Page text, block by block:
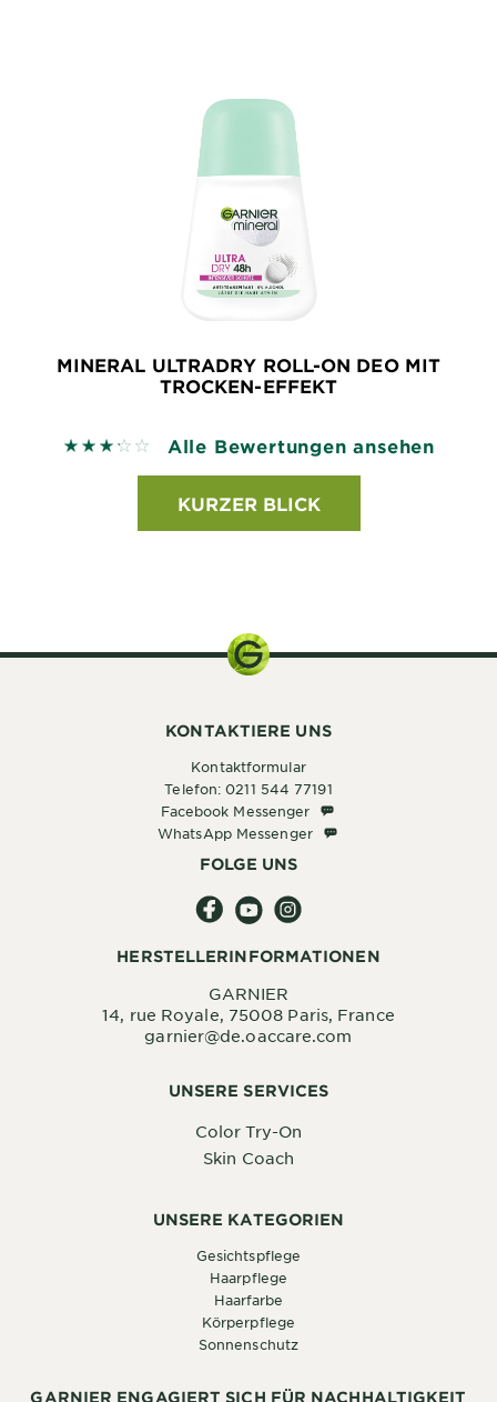
MINERAL ULTRADRY ROLL-ON DEO MIT
TROCKEN-EFFEKT
3.25 out of 5 stars based on reviews
Alle Bewertungen ansehen
KURZER BLICK
UNSERE SERVICES
Color Try-On
Skin Coach
UNSERE KATEGORIEN
Gesichtspflege
Haarpflege
Haarfarbe
Körperpflege
Sonnenschutz
GARNIER ENGAGIERT SICH FÜR NACHHALTIGKEIT
KONTAKTIERE UNS
Kontaktformular
Telefon: 0211 544 77191
Facebook Messenger Facebook Messenger
WhatsApp MessengerWhatsApp Messenger
FOLGE UNS
HERSTELLERINFORMATIONEN
GARNIER
14, rue Royale, 75008 Paris, France
garnier@de.oaccare.com